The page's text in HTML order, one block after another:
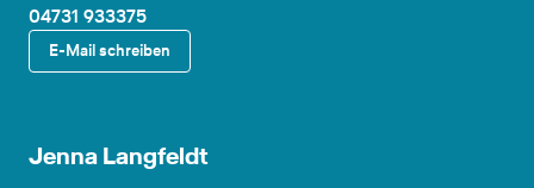
04731 933375
E-Mail schreiben
Jenna Langfeldt